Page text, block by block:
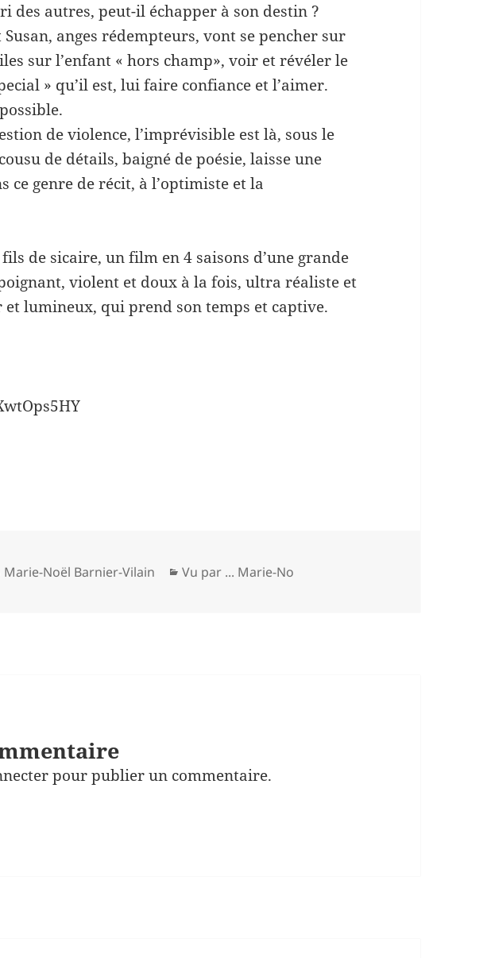
des autres, peut-il échapper à son destin ?
Susan, anges rédempteurs, vont se pencher sur
sur l’enfant « hors champ», voir et révéler le
» qu’il est, lui faire confiance et l’aimer.
de violence, l’imprévisible est là, sous le
de détails, baigné de poésie, laisse une
ce genre de récit, à l’optimiste et la
de sicaire, un film en 4 saisons d’une grande
violent et doux à la fois, ultra réaliste et
et lumineux, qui prend son temps et captive.
Auteur
Marie-Noël Barnier-Vilain Catégories
Vu par ... Marie-No
pour publier un commentaire.